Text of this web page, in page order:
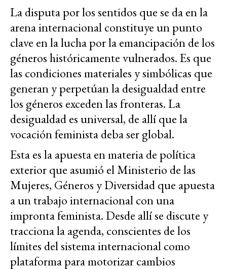
La disputa por los sentidos que se da en la
arena internacional constituye un punto
clave en la lucha por la emancipación de los
géneros históricamente vulnerados. Es que
las condiciones materiales y simbólicas que
generan y perpetúan la desigualdad entre
los géneros exceden las fronteras. La
desigualdad es universal, de allí que la
vocación feminista deba ser global.
Esta es la apuesta en materia de política
exterior que asumió el Ministerio de las
Mujeres, Géneros y Diversidad que apuesta
a un trabajo internacional con una
impronta feminista. Desde allí se discute y
tracciona la agenda, conscientes de los
límites del sistema internacional como
plataforma para motorizar cambios